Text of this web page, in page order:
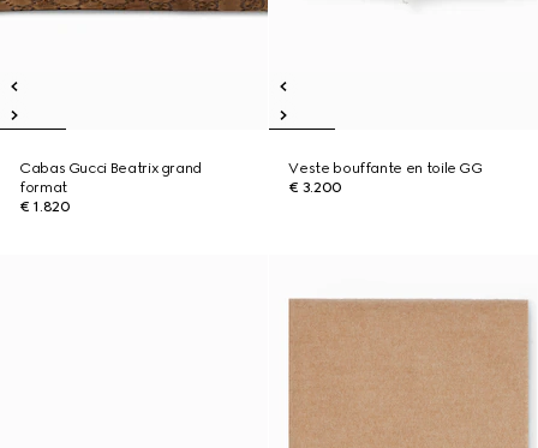
Cabas Gucci Beatrix grand
format
€ 1.820
Veste bouffante en toile GG
€ 3.200